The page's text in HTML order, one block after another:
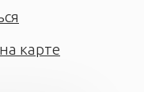
карте